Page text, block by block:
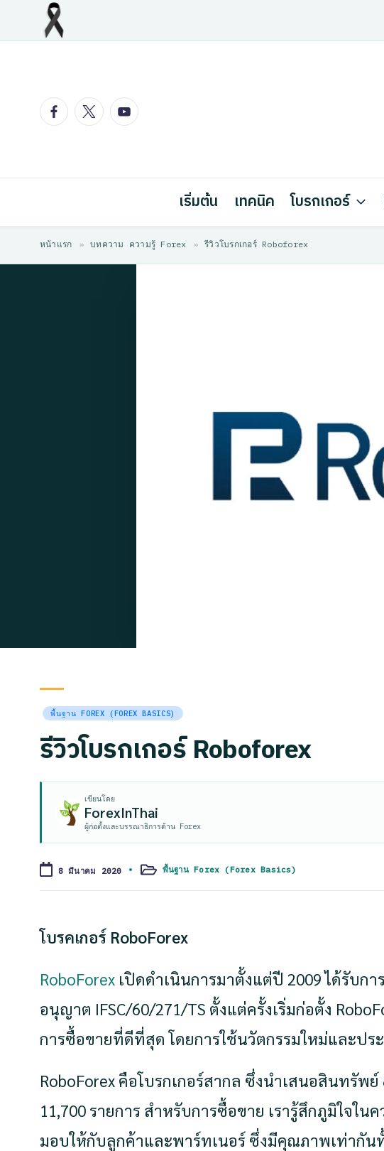
FacebookTwitterYoutube
เริ่มต้น เทคนิค โบรกเกอร์
หน้าแรก » บทความ ความรู้ Forex » รีวิวโบรกเกอร์ Roboforex
Posted
in
พื้นฐาน FOREX (FOREX BASICS)
รีวิวโบรกเกอร์ Roboforex
เขียนโดย
ForexInThai
ผู้ก่อตั้งและบรรณาธิการด้าน Forex
8 มีนาคม 2020
Postedพื้นฐาน Forex (Forex Basics)
โบรคเกอร์ RoboForex
RoboForex เปิดดำเนินการมาตั้งแต่ปี 2009 ได้รับกา
อนุญาต IFSC/60/271/TS ตั้งแต่ครั้งเริ่มก่อตั้ง
การซื้อขายที่ดีที่สุด โดยการใช้นวัตกรรมใหม่และป
RoboForex คือโบรกเกอร์สากล ซึ่งนำเสนอสินทรัพ
11,700 รายการ สำหรับการซื้อขาย เรารู้สึกภูมิใจใ
มอบให้กับลูกค้าและพาร์ทเนอร์ ซึ่งมีคุณภาพเท่ากัน